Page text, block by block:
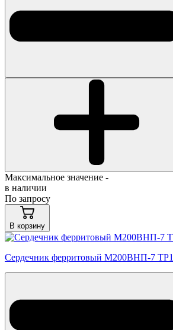
Максимальное значение -
в наличии
По запросу
В корзину
Сердечник ферритовый М200ВНП-7